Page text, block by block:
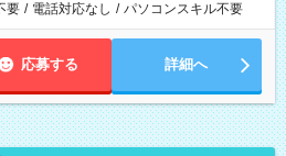
要 / 電話対応なし / パソコンスキル不要
応募する 詳細へ